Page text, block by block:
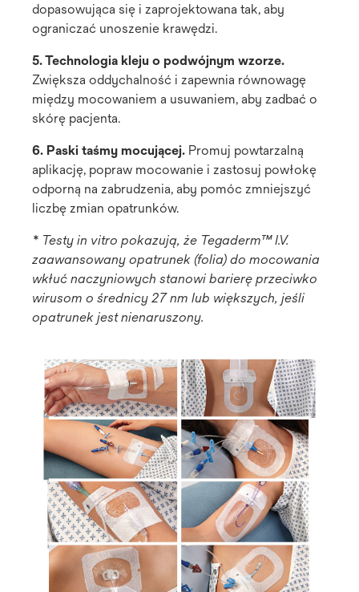
dopasowująca się i zaprojektowana tak, aby
ograniczać unoszenie krawędzi.
5. Technologia kleju o podwójnym wzorze.
Zwiększa oddychalność i zapewnia równowagę
między mocowaniem a usuwaniem, aby zadbać o
skórę pacjenta.
6. Paski taśmy mocującej. Promuj powtarzalną
aplikację, popraw mocowanie i zastosuj powłokę
odporną na zabrudzenia, aby pomóc zmniejszyć
liczbę zmian opatrunków.
* Testy in vitro pokazują, że Tegaderm™ I.V.
zaawansowany opatrunek (folia) do mocowania
wkłuć naczyniowych stanowi barierę przeciwko
wirusom o średnicy 27 nm lub większych, jeśli
opatrunek jest nienaruszony.